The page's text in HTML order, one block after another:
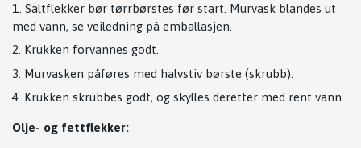
Saltflekker bør tørrbørstes før start. Murvask blandes ut
med vann, se veiledning på emballasjen.
Krukken forvannes godt.
Murvasken påføres med halvstiv børste (skrubb).
Krukken skrubbes godt, og skylles deretter med rent vann.
Olje- og fettflekker: